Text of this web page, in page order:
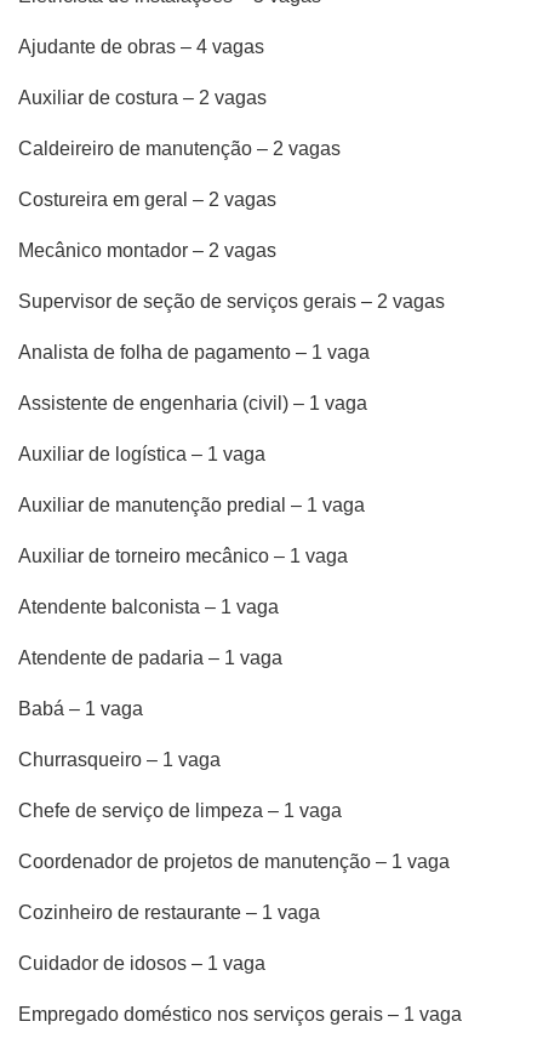
Ajudante de obras – 4 vagas
Auxiliar de costura – 2 vagas
Caldeireiro de manutenção – 2 vagas
Costureira em geral – 2 vagas
Mecânico montador – 2 vagas
Supervisor de seção de serviços gerais – 2 vagas
Analista de folha de pagamento – 1 vaga
Assistente de engenharia (civil) – 1 vaga
Auxiliar de logística – 1 vaga
Auxiliar de manutenção predial – 1 vaga
Auxiliar de torneiro mecânico – 1 vaga
Atendente balconista – 1 vaga
Atendente de padaria – 1 vaga
Babá – 1 vaga
Churrasqueiro – 1 vaga
Chefe de serviço de limpeza – 1 vaga
Coordenador de projetos de manutenção – 1 vaga
Cozinheiro de restaurante – 1 vaga
Cuidador de idosos – 1 vaga
Empregado doméstico nos serviços gerais – 1 vaga